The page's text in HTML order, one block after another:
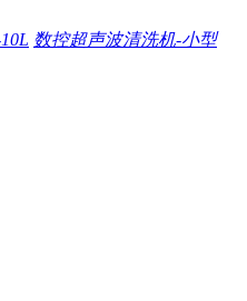
数控超声波清洗机-小型